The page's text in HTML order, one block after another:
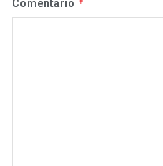
Comentário